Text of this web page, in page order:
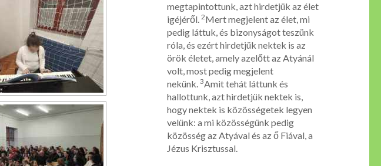
megtapintottunk, azt hirdetjük az élet
igéjéről. 2Mert megjelent az élet, mi
pedig láttuk, és bizonyságot teszünk
róla, és ezért hirdetjük nektek is az
örök életet, amely azelőtt az Atyánál
volt, most pedig megjelent
nekünk. 3Amit tehát láttunk és
hallottunk, azt hirdetjük nektek is,
hogy nektek is közösségetek legyen
velünk: a mi közösségünk pedig
közösség az Atyával és az ő Fiával, a
Jézus Krisztussal.